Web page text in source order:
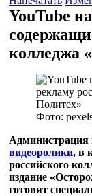
YouTube
колледжа
Фото:
видеоролики, в
российского
издание
готовят